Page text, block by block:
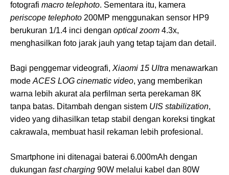
fotografi macro telephoto. Sementara itu, kamera
periscope telephoto 200MP menggunakan sensor HP9
berukuran 1/1.4 inci dengan optical zoom 4.3x,
menghasilkan foto jarak jauh yang tetap tajam dan detail.
Bagi penggemar videografi, Xiaomi 15 Ultra menawarkan
modeACES LOG cinematic video, yang memberikan
warna lebih akurat ala perfilman serta perekaman 8K
tanpa batas. Ditambah dengan sistem UIS stabilization,
video yang dihasilkan tetap stabil dengan koreksi tingkat
cakrawala, membuat hasil rekaman lebih profesional.
Smartphone ini ditenagai baterai 6.000mAh dengan
dukungan fast charging 90W melalui kabel dan 80W